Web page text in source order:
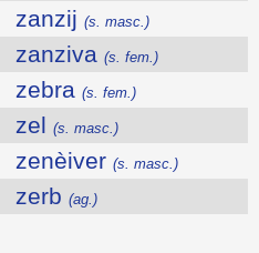
zanzij (s. masc.)
zanziva (s. fem.)
zebra (s. fem.)
zel (s. masc.)
zenèiver (s. masc.)
zerb (ag.)